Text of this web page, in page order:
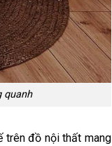
quanh
trên đồ nội thất mang